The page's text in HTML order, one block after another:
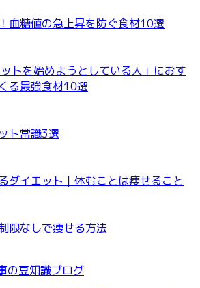
血糖値の急上昇を防ぐ食材10選
トを始めようとしている人」におす
る最強食材10選
ト常識3選
ダイエット｜休むことは痩せること
限なしで痩せる方法
の豆知識ブログ